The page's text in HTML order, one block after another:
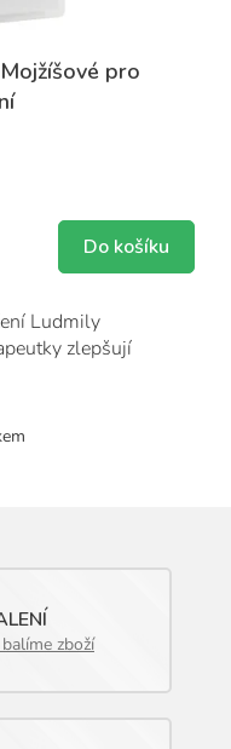
pro
Do košíku
Ludmily
zlepšují
zboží